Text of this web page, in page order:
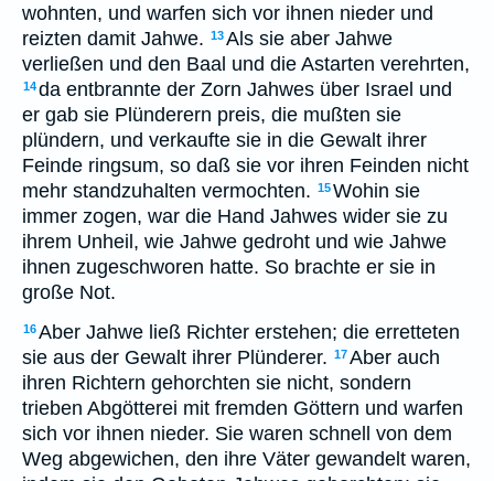
wohnten, und warfen sich vor ihnen nieder und
reizten damit Jahwe. 13Als sie aber Jahwe
verließen und den Baal und die Astarten verehrten,
14da entbrannte der Zorn Jahwes über Israel und
er gab sie Plünderern preis, die mußten sie
plündern, und verkaufte sie in die Gewalt ihrer
Feinde ringsum, so daß sie vor ihren Feinden nicht
mehr standzuhalten vermochten. 15Wohin sie
immer zogen, war die Hand Jahwes wider sie zu
ihrem Unheil, wie Jahwe gedroht und wie Jahwe
ihnen zugeschworen hatte. So brachte er sie in
große Not.
16Aber Jahwe ließ Richter erstehen; die erretteten
sie aus der Gewalt ihrer Plünderer. 17Aber auch
ihren Richtern gehorchten sie nicht, sondern
trieben Abgötterei mit fremden Göttern und warfen
sich vor ihnen nieder. Sie waren schnell von dem
Weg abgewichen, den ihre Väter gewandelt waren,